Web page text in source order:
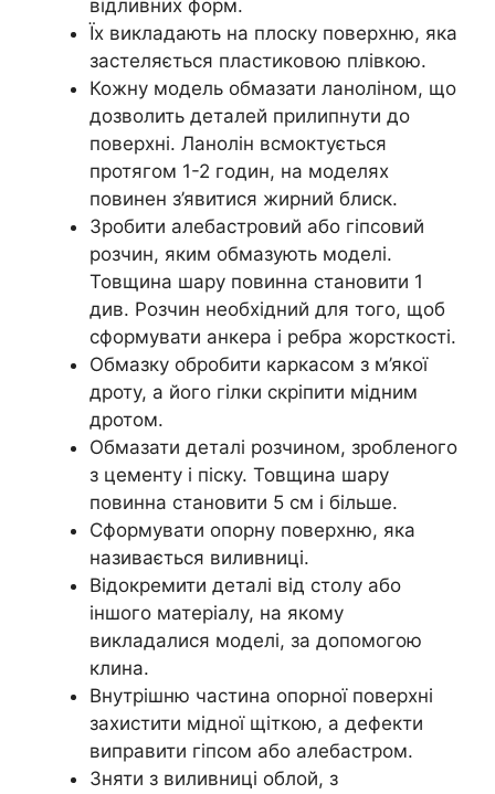
відливних форм.
Їх викладають на плоску поверхню, яка
застеляється пластиковою плівкою.
Кожну модель обмазати ланоліном, що
дозволить деталей прилипнути до
поверхні. Ланолін всмоктується
протягом 1-2 годин, на моделях
повинен з’явитися жирний блиск.
Зробити алебастровий або гіпсовий
розчин, яким обмазують моделі.
Товщина шару повинна становити 1
див. Розчин необхідний для того, щоб
сформувати анкера і ребра жорсткості.
Обмазку обробити каркасом з м’якої
дроту, а його гілки скріпити мідним
дротом.
Обмазати деталі розчином, зробленого
з цементу і піску. Товщина шару
повинна становити 5 см і більше.
Сформувати опорну поверхню, яка
називається виливниці.
Відокремити деталі від столу або
іншого матеріалу, на якому
викладалися моделі, за допомогою
клина.
Внутрішню частина опорної поверхні
захистити мідної щіткою, а дефекти
виправити гіпсом або алебастром.
Зняти з виливниці облой, з